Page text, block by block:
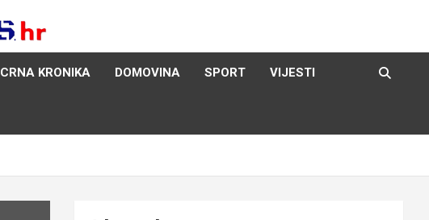
CRNA KRONIKA DOMOVINA SPORT VIJESTI